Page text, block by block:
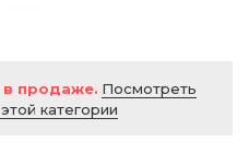
в продаже. Посмотреть
категории